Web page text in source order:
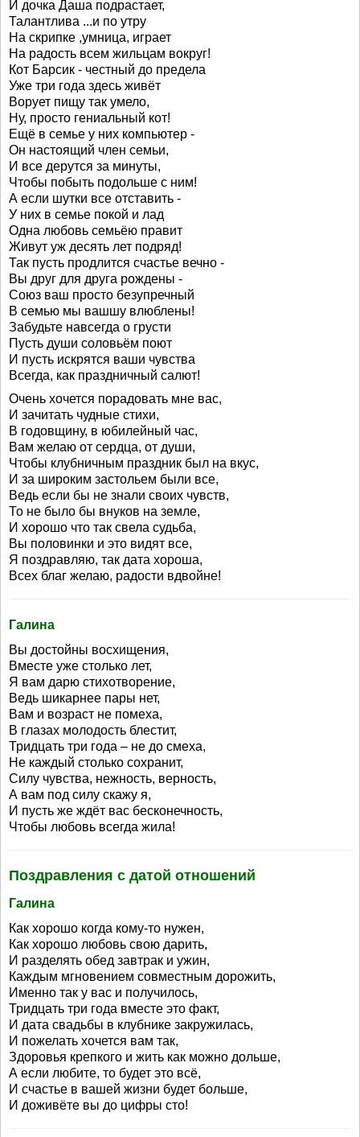
И дочка Даша подрастает,
Талантлива ...и по утру
На скрипке ,умница, играет
На радость всем жильцам вокруг!
Кот Барсик - честный до предела
Уже три года здесь живёт
Ворует пищу так умело,
Ну, просто гениальный кот!
Ещё в семье у них компьютер -
Он настоящий член семьи,
И все дерутся за минуты,
Чтобы побыть подольше с ним!
А если шутки все отставить -
У них в семье покой и лад
Одна любовь семьёю правит
Живут уж десять лет подряд!
Так пусть продлится счастье вечно -
Вы друг для друга рождены -
Союз ваш просто безупречный
В семью мы вашшу влюблены!
Забудьте навсегда о грусти
Пусть души соловьём поют
И пусть искрятся ваши чувства
Всегда, как праздничный салют!
Очень хочется порадовать мне вас,
И зачитать чудные стихи,
В годовщину, в юбилейный час,
Вам желаю от сердца, от души,
Чтобы клубничным праздник был на вкус,
И за широким застольем были все,
Ведь если бы не знали своих чувств,
То не было бы внуков на земле,
И хорошо что так свела судьба,
Вы половинки и это видят все,
Я поздравляю, так дата хороша,
Всех благ желаю, радости вдвойне!
Галина
Вы достойны восхищения,
Вместе уже столько лет,
Я вам дарю стихотворение,
Ведь шикарнее пары нет,
Вам и возраст не помеха,
В глазах молодость блестит,
Тридцать три года – не до смеха,
Не каждый столько сохранит,
Силу чувства, нежность, верность,
А вам под силу скажу я,
И пусть же ждёт вас бесконечность,
Чтобы любовь всегда жила!
Поздравления с датой отношений
Галина
Как хорошо когда кому-то нужен,
Как хорошо любовь свою дарить,
И разделять обед завтрак и ужин,
Каждым мгновением совместным дорожить,
Именно так у вас и получилось,
Тридцать три года вместе это факт,
И дата свадьбы в клубнике закружилась,
И пожелать хочется вам так,
Здоровья крепкого и жить как можно дольше,
А если любите, то будет это всё,
И счастье в вашей жизни будет больше,
И доживёте вы до цифры сто!